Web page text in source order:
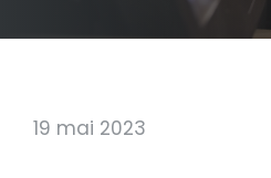
19 mai 2023